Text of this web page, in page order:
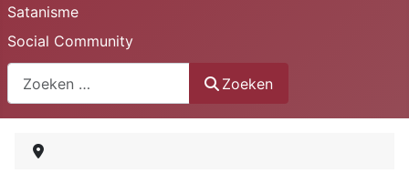
Satanisme
Social Community
Zoeken